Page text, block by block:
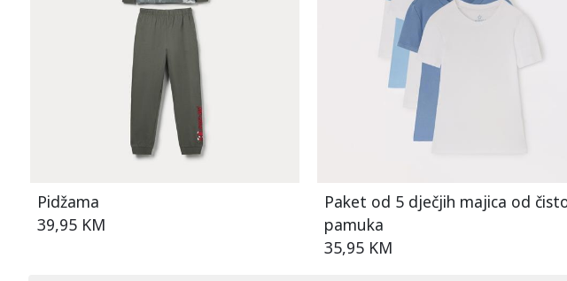
Pidžama
39,95 KM
Paket od 5 dječjih majica od
pamuka
35,95 KM